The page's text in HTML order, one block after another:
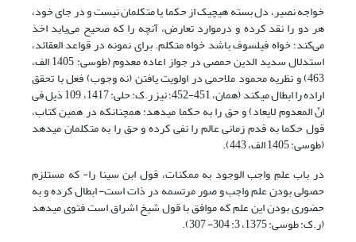
خواجه نصیر، دل بسته هیچ‎یک از حکما یا متکلمان نیست و در جای خود،
هر دو را نقد کرده و درموارد تعارض، آنچه را که صحیح می‌یابد اخذ
می‌کند؛ خواه فیلسوف باشد خواه متکلم. برای نمونه در قواعد العقائد،
استدلال سدید الدین حمصی در جواز اعاده معدوم (طوسی: 1405 الف،
463) و نظریه محمود ملاحمی در اولویت یافتن (نه وجوب) فعل با تحقق
اراده را ابطال می‎کند (همان، 451-452؛ نیز ر.ک: حلی: 1417، 109 ذیل فی
انّ المعدوم لایعاد) و حق را به حکما می‎دهد؛ همچنانکه در همین کتاب،
قول حکما به قدم زمانی عالم را نفی کرده و حق را به متکلمان می‎دهد
(طوسی: 1405 الف، 443).
در باب علمِ واجب الوجود به ممکنات، قول ابن سینا را- که مستلزم
حصولی بودن علم واجب و صور مرتسمه در ذات است- ابطال کرده و به
حضوری بودن این علم که موافق با قول شیخ اشراق است فتوی می‎دهد
(ر.ک: طوسی: 1375،‌ 3: 304- 307).